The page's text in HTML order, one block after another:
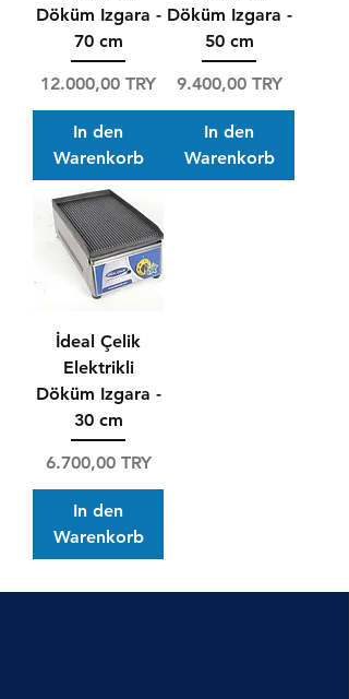
Döküm Izgara -
70 cm
Preis
12.000,00 TRY
In den
Warenkorb
Döküm Izgara -
50 cm
Preis
9.400,00 TRY
In den
Warenkorb
İdeal Çelik
Elektrikli
Döküm Izgara -
30 cm
Preis
6.700,00 TRY
In den
Warenkorb